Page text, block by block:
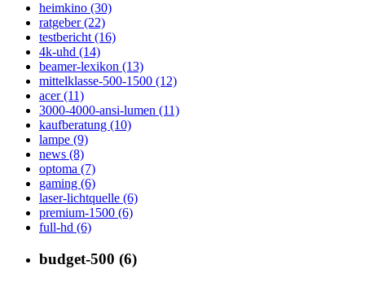
heimkino (30)
ratgeber (22)
testbericht (16)
4k-uhd (14)
beamer-lexikon (13)
mittelklasse-500-1500 (12)
acer (11)
3000-4000-ansi-lumen (11)
kaufberatung (10)
lampe (9)
news (8)
optoma (7)
gaming (6)
laser-lichtquelle (6)
premium-1500 (6)
full-hd (6)
budget-500 (6)